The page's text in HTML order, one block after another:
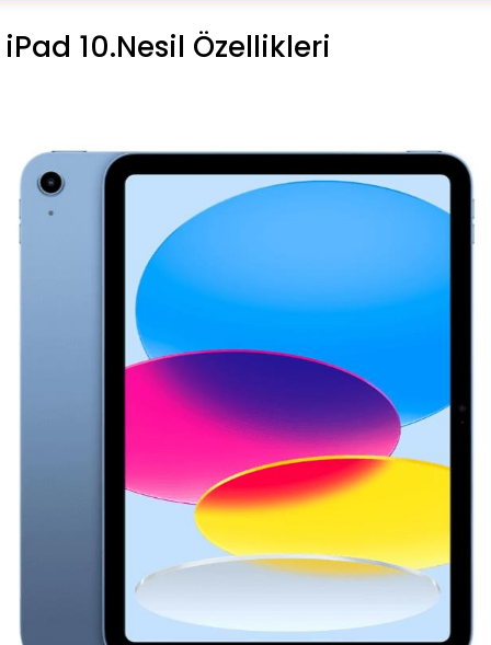
iPad 10.Nesil Özellikleri